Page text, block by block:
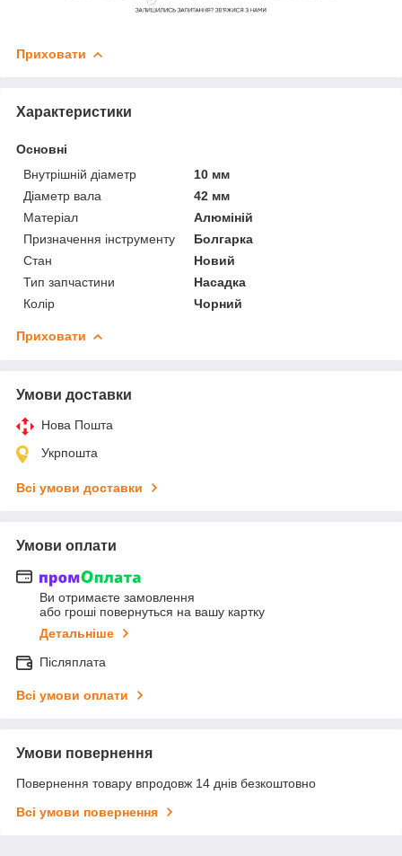
Приховати
Характеристики
Основні
Внутрішній діаметр
10 мм
Діаметр вала
42 мм
Матеріал
Алюміній
Призначення інструменту
Болгарка
Стан
Новий
Тип запчастини
Насадка
Колір
Чорний
Приховати
Умови доставки
Нова Пошта
Укрпошта
Всі умови доставки
Умови оплати
Ви отримаєте замовлення
або гроші повернуться на вашу картку
Детальніше
Післяплата
Всі умови оплати
Умови повернення
Повернення товару впродовж 14 днів безкоштовно
Всі умови повернення